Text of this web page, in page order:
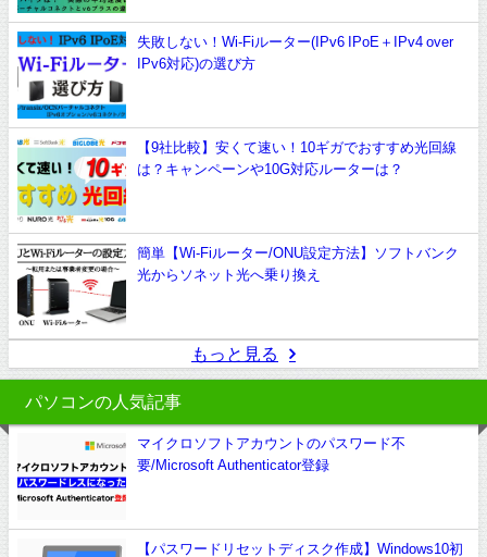
失敗しない！Wi-Fiルーター(IPv6 IPoE＋IPv4 over
IPv6対応)の選び方
【9社比較】安くて速い！10ギガでおすすめ光回線
は？キャンペーンや10G対応ルーターは？
簡単【Wi-Fiルーター/ONU設定方法】ソフトバンク
光からソネット光へ乗り換え
もっと見る
パソコンの人気記事
マイクロソフトアカウントのパスワード不
要/Microsoft Authenticator登録
【パスワードリセットディスク作成】Windows10初